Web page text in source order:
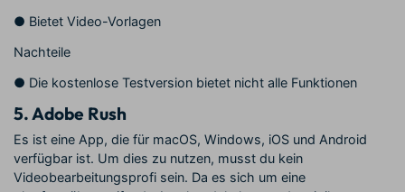
● Bietet Video-Vorlagen
Nachteile
● Die kostenlose Testversion bietet nicht alle Funktionen
5. Adobe Rush
Es ist eine App, die für macOS, Windows, iOS und Android
verfügbar ist. Um dies zu nutzen, musst du kein
Videobearbeitungsprofi sein. Da es sich um eine